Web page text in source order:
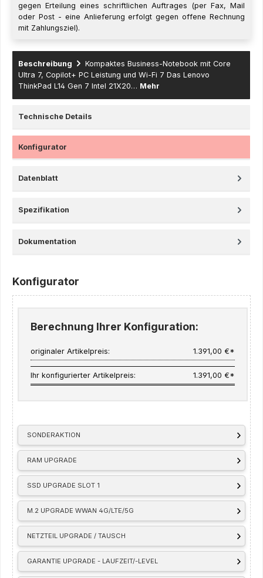
gegen Erteilung eines schriftlichen Auftrages (per Fax, Mail
oder Post - eine Anlieferung erfolgt gegen offene Rechnung
mit Zahlungsziel).
Beschreibung
Kompaktes Business-Notebook mit Core
Ultra 7, Copilot+ PC Leistung und Wi-Fi 7 Das Lenovo
ThinkPad L14 Gen 7 Intel 21X20… Mehr
Technische Details
Konfigurator
Datenblatt
Spezifikation
Dokumentation
Konfigurator
SONDERAKTION
RAM UPGRADE
SSD UPGRADE SLOT 1
M.2 UPGRADE WWAN 4G/LTE/5G
NETZTEIL UPGRADE / TAUSCH
GARANTIE UPGRADE - LAUFZEIT/-LEVEL
Berechnung Ihrer Konfiguration:
originaler Artikelpreis: 1.391,00 €*
Ihr konfigurierter Artikelpreis: 1.391,00 €*